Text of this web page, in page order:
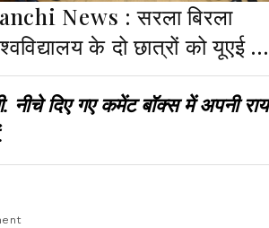
News : सरला बिरला
के दो छात्रों को यूएई में
प्लेसमेंट
दिए गए कमेंट बॉक्स में अपनी राय